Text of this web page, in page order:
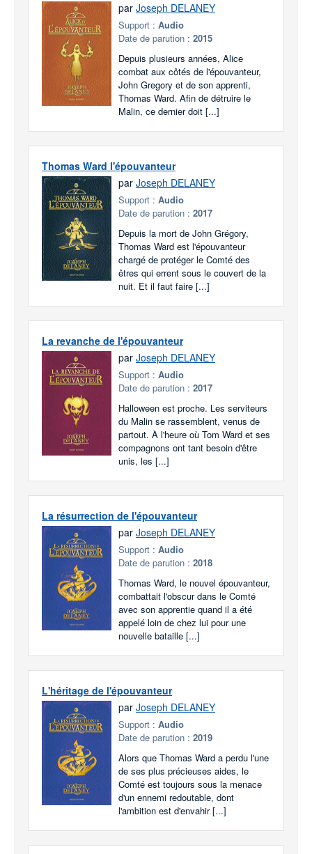
par Joseph DELANEY
Support : Audio
Date de parution : 2015
Depuis plusieurs années, Alice
combat aux côtés de l'épouvanteur,
John Gregory et de son apprenti,
Thomas Ward. Afin de détruire le
Malin, ce dernier doit [...]
Thomas Ward l'épouvanteur
par Joseph DELANEY
Support : Audio
Date de parution : 2017
Depuis la mort de John Grégory,
Thomas Ward est l'épouvanteur
chargé de protéger le Comté des
êtres qui errent sous le couvert de la
nuit. Et il faut faire [...]
La revanche de l'épouvanteur
par Joseph DELANEY
Support : Audio
Date de parution : 2017
Halloween est proche. Les serviteurs
du Malin se rassemblent, venus de
partout. À l'heure où Tom Ward et ses
compagnons ont tant besoin d'être
unis, les [...]
La résurrection de l'épouvanteur
par Joseph DELANEY
Support : Audio
Date de parution : 2018
Thomas Ward, le nouvel épouvanteur,
combattait l'obscur dans le Comté
avec son apprentie quand il a été
appelé loin de chez lui pour une
nouvelle bataille [...]
L'héritage de l'épouvanteur
par Joseph DELANEY
Support : Audio
Date de parution : 2019
Alors que Thomas Ward a perdu l'une
de ses plus précieuses aides, le
Comté est toujours sous la menace
d'un ennemi redoutable, dont
l'ambition est d'envahir [...]